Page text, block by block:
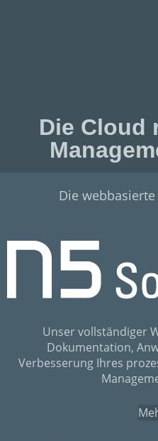
Die Cloud
Die webbasierte
Unser vollständiger
Dokumentation,
Verbesserung Ihres